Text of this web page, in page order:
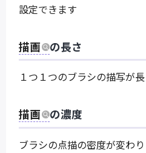
設定できます
描画 の長さ
１つ１つのブラシの描写が
描画 の濃度
ブラシの点描の密度が変わ